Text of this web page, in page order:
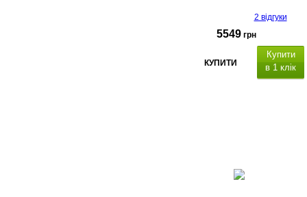
2 відгуки
5549 грн
КУПИТИ
Купити
в 1 клік